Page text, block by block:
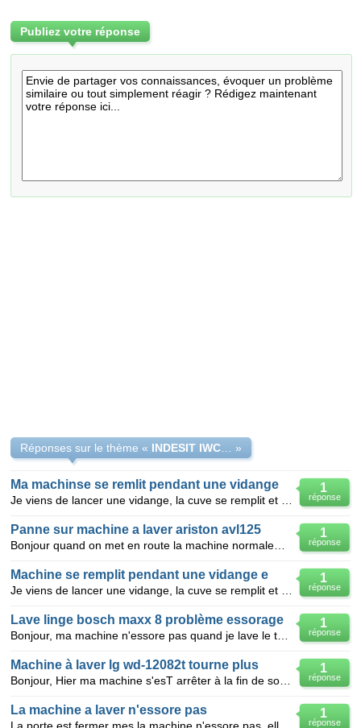
Publiez votre réponse
Réponses sur le thème « »
1
réponse
Ma machinse se remlit pendant une vidange
1
réponse
Panne sur machine a laver ariston avl125
1
réponse
Machine se remplit pendant une vidange e
1
réponse
Lave linge bosch maxx 8 problème essorage
1
réponse
Machine à laver lg wd-12082t tourne plus
1
réponse
La machine a laver n'essore pas